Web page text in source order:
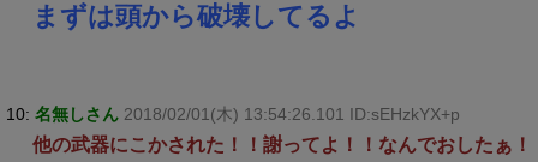
まずは頭から破壊してるよ
10: 名無しさん 2018/02/01(木) 13:54:26.101 ID:sEHzkYX+p
他の武器にこかされた！！謝ってよ！！なんでおしたぁ！